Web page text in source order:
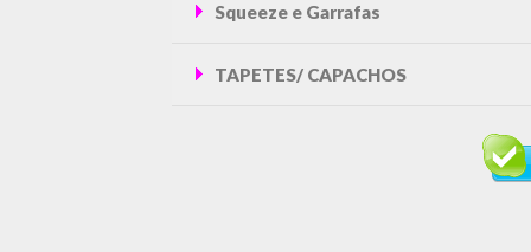
Squeeze e Garrafas
TAPETES/ CAPACHOS